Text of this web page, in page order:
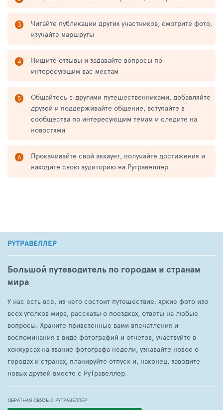
Читайте публикации других участников, смотрите фото,
изучайте маршруты
Пишите отзывы и задавайте вопросы по
интересующим вас местам
Общайтесь с другими путешественниками, добавляйте
друзей и поддерживайте общение, вступайте в
сообщества по интересующим темам и следите на
новостями
Прокачивайте свой аккаунт, получайте достижения и
находите свою аудиторию на Рутравеллер
РУТРАВЕЛЛЕР
Большой путеводитель по городам и странам
мира
У нас есть всё, из чего состоит путешествие: яркие фото изо
всех уголков мира, рассказы о поездках, ответы на любые
вопросы. Храните привезённые вами впечатления и
воспоминания в виде фотографий и отчётов, участвуйте в
конкурсах на звание фотографа недели, узнавайте новое о
городах и странах, планируйте отпуск и, наконец, заводите
новых друзей вместе с РуТравеллер.
ОБРАТНАЯ СВЯЗЬ С РУТРАВЕЛЛЕР